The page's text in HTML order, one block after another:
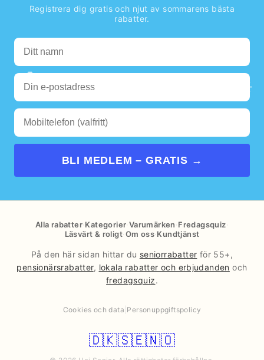
🌊
☀️
Registrera dig gratis och njut av sommarens bästa
rabatter.
BLI MEDLEM – GRATIS →
Alla rabatter·Kategorier·Varumärken·Fredagsquiz·
Läsvärt & roligt·Om oss·Kundtjänst
På den här sidan hittar du seniorrabatter för 55+,
pensionärsrabatter, lokala rabatter och erbjudanden och
fredagsquiz.
Cookies och data Personuppgiftspolicy
🇩🇰🇸🇪🇳🇴